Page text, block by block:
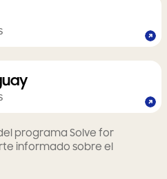
programa Solve for
informado sobre el